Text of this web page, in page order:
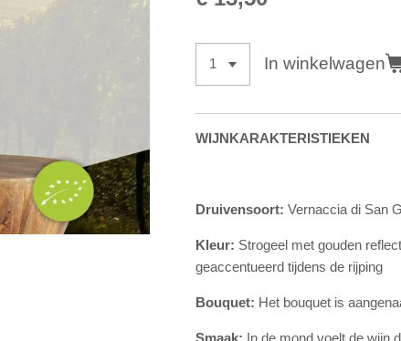
In winkelwagen
WIJNKARAKTERISTIEKEN
Druivensoort: Vernaccia di San
Kleur: Strogeel met gouden
geaccentueerd tijdens de rijping
Bouquet: Het bouquet is
Smaak: In de mond voelt de wijn